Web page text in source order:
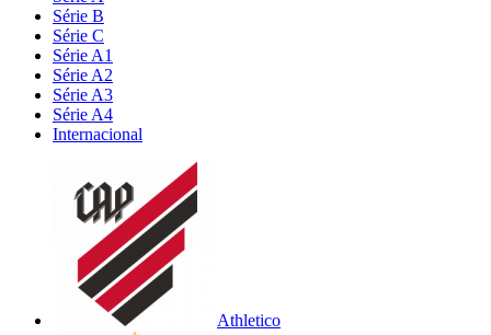
Série B
Série C
Série A1
Série A2
Série A3
Série A4
Internacional
Athletico